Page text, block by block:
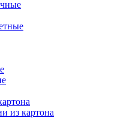
из картона